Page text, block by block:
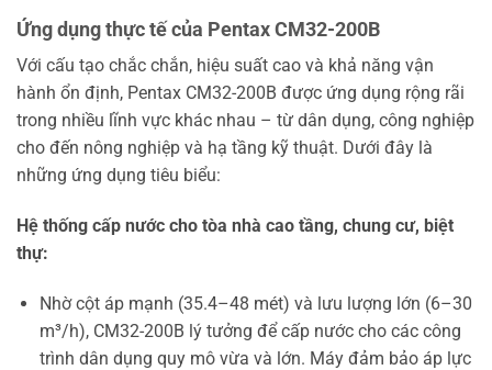
Ứng dụng thực tế của Pentax CM32-200B
Với cấu tạo chắc chắn, hiệu suất cao và khả năng vận
hành ổn định, Pentax CM32-200B được ứng dụng rộng rãi
trong nhiều lĩnh vực khác nhau – từ dân dụng, công nghiệp
cho đến nông nghiệp và hạ tầng kỹ thuật. Dưới đây là
những ứng dụng tiêu biểu:
Hệ thống cấp nước cho tòa nhà cao tầng, chung cư, biệt
thự:
Nhờ cột áp mạnh (35.4–48 mét) và lưu lượng lớn (6–30
m³/h), CM32-200B lý tưởng để cấp nước cho các công
trình dân dụng quy mô vừa và lớn. Máy đảm bảo áp lực